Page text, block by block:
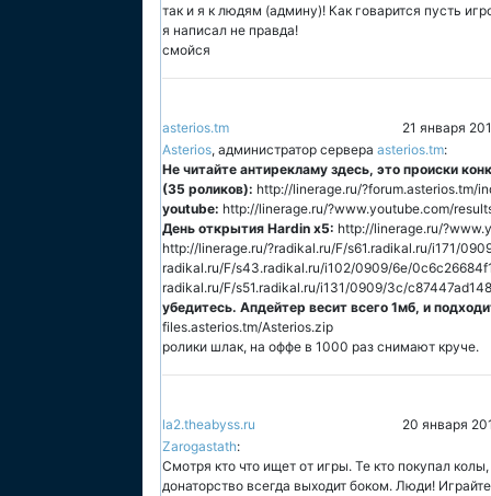
так и я к людям (админу)! Как говарится пусть
я написал не правда!
смойся
asterios.tm
21 января
Asterios, администратор сервера asterios.tm:
Не читайте антирекламу здесь, это происки
(35 роликов): http://linerage.ru/?forum.asterios.tm/
youtube: http://linerage.ru/?www.youtube.com/
День открытия Hardin x5: http://linerage.ru/
http://linerage.ru/?radikal.ru/F/s61.radikal.ru/i171/
radikal.ru/F/s43.radikal.ru/i102/0909/6e/
radikal.ru/F/s51.radikal.ru/i131/0909/3c/
убедитесь. Апдейтер весит всего 1мб, и
files.asterios.tm/Asterios.zip
ролики шлак, на оффе в 1000 раз снимают круче.
la2.theabyss.ru
20 января
Zarogastath:
Смотря кто что ищет от игры. Те кто покупал
донаторство всегда выходит боком. Люди!